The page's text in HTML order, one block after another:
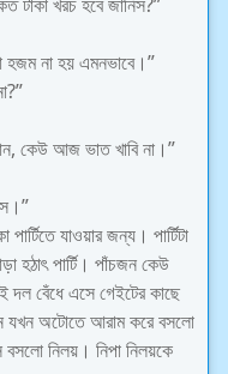
হজম না হয় এমনভাবে।”
কেউ আজ ভাত খাবি না।”
যাওয়ার জন্য। পার্টিটা
হঠাৎ পার্টি। পাঁচজন কেউ
দল বেঁধে এসে গেইটের কাছে
যখন অটোতে আরাম করে বসলো
বসলো নিলয়। নিপা নিলয়কে